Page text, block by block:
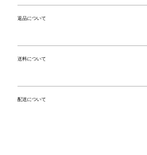
返品について
送料について
配送について